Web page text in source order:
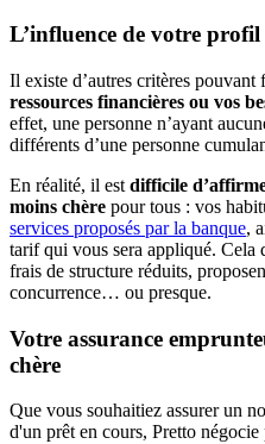
L’influence de votre profil
Il existe d’autres critères
ressources financières ou vos
effet, une personne n’ayant
différents d’une personne
En réalité, il est difficile
moins chère pour tous : vos
services proposés par la banque,
tarif qui vous sera appliqué. Cela
frais de structure réduits,
concurrence… ou presque.
Votre assurance
chère
Que vous souhaitiez assurer un
d'un prêt en cours, Pretto